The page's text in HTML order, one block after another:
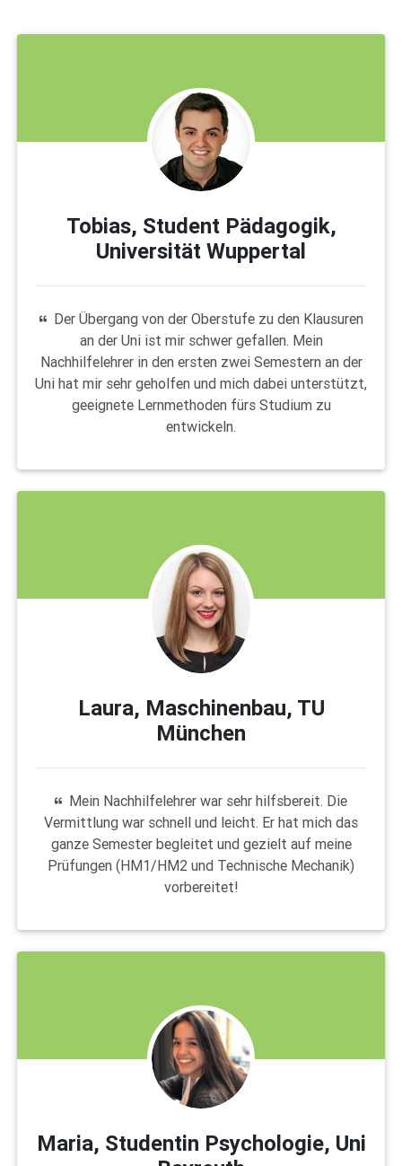
Tobias, Student Pädagogik,
Universität Wuppertal
Der Übergang von der Oberstufe zu den Klausuren
an der Uni ist mir schwer gefallen. Mein
Nachhilfelehrer in den ersten zwei Semestern an der
Uni hat mir sehr geholfen und mich dabei unterstützt,
geeignete Lernmethoden fürs Studium zu
entwickeln.
Laura, Maschinenbau, TU
München
Mein Nachhilfelehrer war sehr hilfsbereit. Die
Vermittlung war schnell und leicht. Er hat mich das
ganze Semester begleitet und gezielt auf meine
Prüfungen (HM1/HM2 und Technische Mechanik)
vorbereitet!
Maria, Studentin Psychologie, Uni